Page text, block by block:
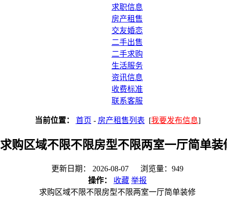
求职信息
房产租售
交友婚恋
二手出售
二手求购
生活服务
资讯信息
收费标准
联系客服
当前位置： 首页 - 房产租售列表 [我要发布信息]
求购区域不限不限房型不限两室一厅简单装
更新日期： 2026-08-07 浏览量：949
操作：
收藏 举报
求购区域不限不限房型不限两室一厅简单装修